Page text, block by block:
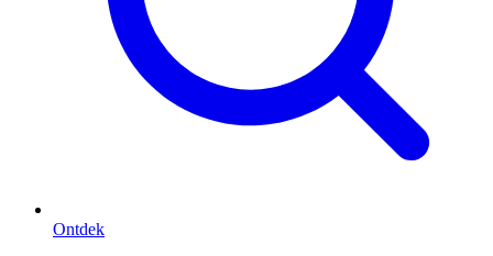
Ontdek